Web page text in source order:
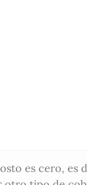
es cero,